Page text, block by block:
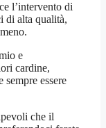
l’intervento di
di alta qualità,
e
cardine,
essere
che il